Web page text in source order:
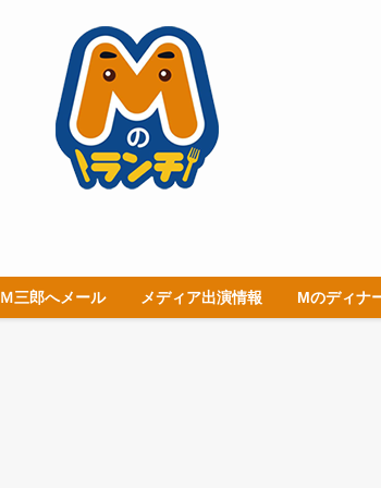
Ｍ三郎へメール メディア出演情報 Mのディナ